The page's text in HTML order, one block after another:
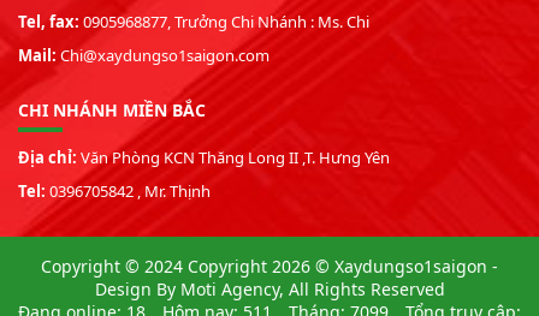
Tel, fax: 0905968877, Trưởng Chi Nhánh : Ms. Chi
Mail: Chi@xaydungso1saigon.com
CHI NHÁNH MIỀN BẮC
Địa chỉ: Văn Phòng KCN Thăng Long II ,T. Hưng Yên
Tel: 0396705842 , Mr. Thịnh
Copyright © 2024 Copyright 2026 © Xaydungso1saigon -
Design By Moti Agency, All Rights Reserved